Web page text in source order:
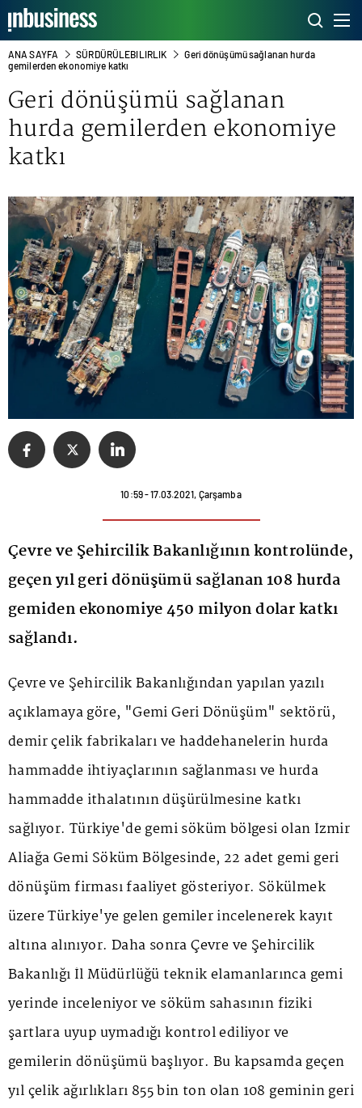
ANA SAYFA SÜRDÜRÜLEBILIRLIK
Geri dönüşümü sağlanan hurda
gemilerden ekonomiye katkı
Geri dönüşümü sağlanan
hurda gemilerden ekonomiye
katkı
10:59 - 17.03.2021, Çarşamba
Çevre ve Şehircilik Bakanlığının kontrolünde,
geçen yıl geri dönüşümü sağlanan 108 hurda
gemiden ekonomiye 450 milyon dolar katkı
sağlandı.
Çevre ve Şehircilik Bakanlığından yapılan yazılı
açıklamaya göre, "Gemi Geri Dönüşüm" sektörü,
demir çelik fabrikaları ve haddehanelerin hurda
hammadde ihtiyaçlarının sağlanması ve hurda
hammadde ithalatının düşürülmesine katkı
sağlıyor. Türkiye'de gemi söküm bölgesi olan İzmir
Aliağa Gemi Söküm Bölgesinde, 22 adet gemi geri
dönüşüm firması faaliyet gösteriyor. Sökülmek
üzere Türkiye'ye gelen gemiler incelenerek kayıt
altına alınıyor. Daha sonra Çevre ve Şehircilik
Bakanlığı İl Müdürlüğü teknik elamanlarınca gemi
yerinde inceleniyor ve söküm sahasının fiziki
şartlara uyup uymadığı kontrol ediliyor ve
gemilerin dönüşümü başlıyor. Bu kapsamda geçen
yıl çelik ağırlıkları 855 bin ton olan 108 geminin geri